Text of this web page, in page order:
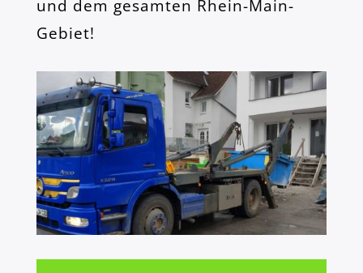
und dem gesamten Rhein-Main-
Gebiet!